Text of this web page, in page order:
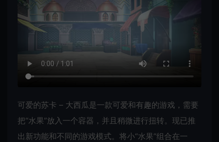
可爱的苏卡 – 大西瓜是一款可爱和有趣的游戏，需要
把“水果”放入一个容器，并且稍微进行扭转。现已推
出新功能和不同的游戏模式。将小“水果”组合在一